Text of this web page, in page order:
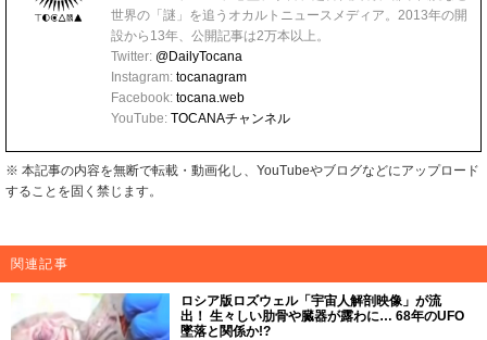
世界の「謎」を追うオカルトニュースメディア。2013年の開
設から13年、公開記事は2万本以上。
Twitter: @DailyTocana
Instagram: tocanagram
Facebook: tocana.web
YouTube: TOCANAチャンネル
※ 本記事の内容を無断で転載・動画化し、YouTubeやブログなどにアップロード
することを固く禁じます。
関連記事
ロシア版ロズウェル「宇宙人解剖映像」が流
出！ 生々しい肋骨や臓器が露わに… 68年のUFO
墜落と関係か!?